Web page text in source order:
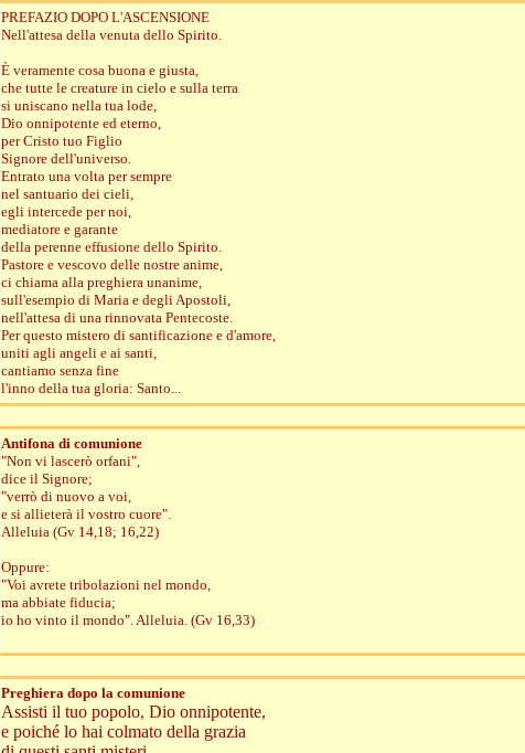
PREFAZIO DOPO L'ASCENSIONE
Nell'attesa della venuta dello Spirito.
È veramente cosa buona e giusta,
che tutte le creature in cielo e sulla terra
si uniscano nella tua lode,
Dio onnipotente ed eterno,
per Cristo tuo Figlio
Signore dell'universo.
Entrato una volta per sempre
nel santuario dei cieli,
egli intercede per noi,
mediatore e garante
della perenne effusione dello Spirito.
Pastore e vescovo delle nostre anime,
ci chiama alla preghiera unanime,
sull'esempio di Maria e degli Apostoli,
nell'attesa di una rinnovata Pentecoste.
Per questo mistero di santificazione e d'amore,
uniti agli angeli e ai santi,
cantiamo senza fine
l'inno della tua gloria: Santo...
Antifona di comunione
"Non vi lascerò orfani",
dice il Signore;
"verrò di nuovo a voi,
e si allieterà il vostro cuore".
Alleluia (Gv 14,18; 16,22)
Oppure:
"Voi avrete tribolazioni nel mondo,
ma abbiate fiducia;
io ho vinto il mondo". Alleluia. (Gv 16,33)
Preghiera dopo la comunione
Assisti il tuo popolo, Dio onnipotente,
e poiché lo hai colmato della grazia